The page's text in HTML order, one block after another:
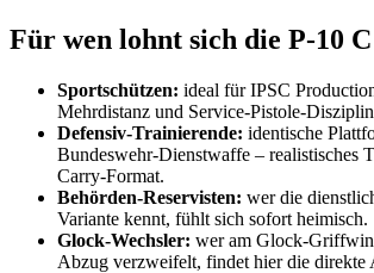
Für wen lohnt sich die P-10
Sportschützen: ideal für IPSC
Mehrdistanz und Service-Pistole-
Defensiv-Trainierende: identische
Bundeswehr-Dienstwaffe – realistisches
Carry-Format.
Behörden-Reservisten: wer die
Variante kennt, fühlt sich sofort heimisch.
Glock-Wechsler: wer am Glock-
Abzug verzweifelt, findet hier die direkte